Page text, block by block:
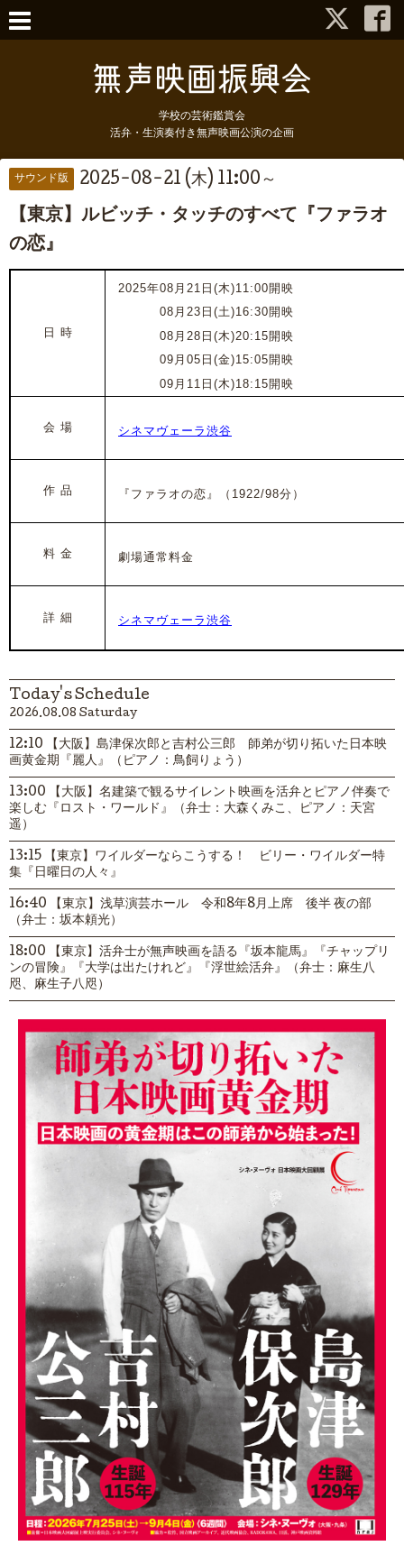
学校の芸術鑑賞会
活弁・生演奏付き無声映画公演の企画
サウンド版 2025-08-21 (木) 11:00～
【東京】ルビッチ・タッチのすべて『ファラオ
の恋』
日 時
2025年08月21日(木)11:00開映
08月23日(土)16:30開映
08月28日(木)20:15開映
09月05日(金)15:05開映
09月11日(木)18:15開映
会 場 シネマヴェーラ渋谷
作 品 『ファラオの恋』 （1922/98分）
料 金 劇場通常料金
詳 細 シネマヴェーラ渋谷
Today's Schedule
2026.08.08 Saturday
12:10 【大阪】島津保次郎と吉村公三郎 師弟が切り拓いた日本映
画黄金期『麗人』（ピアノ：鳥飼りょう）
13:00 【大阪】名建築で観るサイレント映画を活弁とピアノ伴奏で
楽しむ『ロスト・ワールド』（弁士：大森くみこ、ピアノ：天宮
遥）
13:15 【東京】ワイルダーならこうする！ ビリー・ワイルダー特
集『日曜日の人々』
16:40 【東京】浅草演芸ホール 令和8年8月上席 後半 夜の部
（弁士：坂本頼光）
18:00 【東京】活弁士が無声映画を語る『坂本龍馬』『チャップリ
ンの冒険』『大学は出たけれど』『浮世絵活弁』（弁士：麻生八
咫、麻生子八咫）